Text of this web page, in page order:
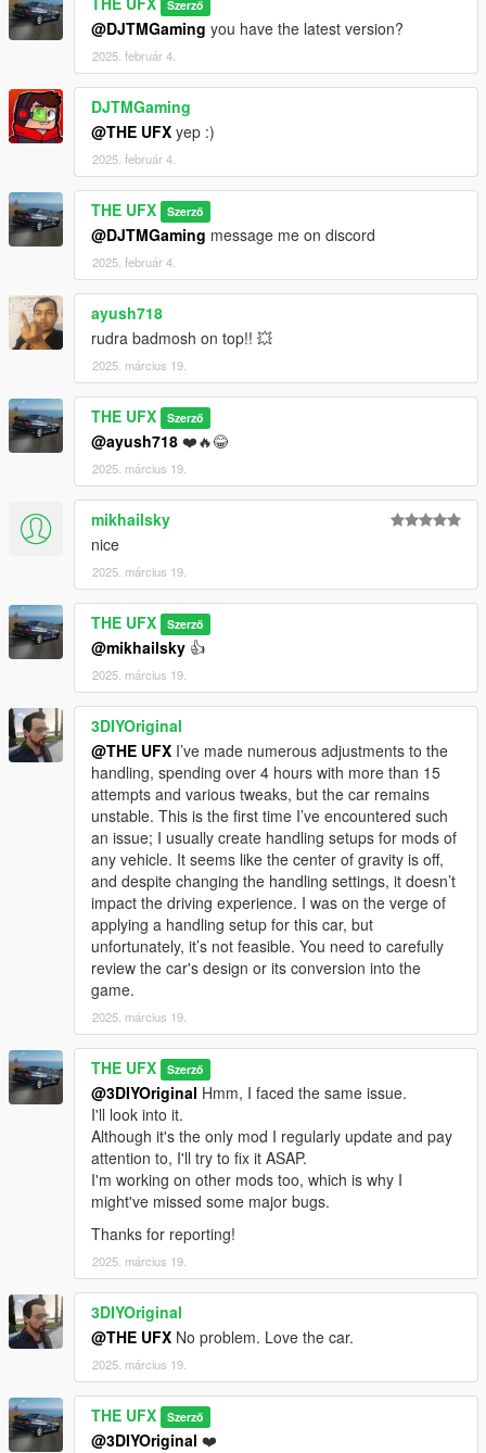
prohibited. Please give proper credits if used in any videos.
Szerző
@DJTMGaming you have the latest version?
2025. február 4.
DJTMGaming
@THE UFX yep :)
2025. február 4.
THE UFX Szerző
@DJTMGaming message me on discord
2025. február 4.
ayush718
rudra badmosh on top!! 💥
2025. március 19.
THE UFX Szerző
@ayush718 ❤️🔥😂
2025. március 19.
mikhailsky
nice
2025. március 19.
THE UFX Szerző
@mikhailsky 👍
2025. március 19.
3DIYOriginal
@THE UFX I’ve made numerous adjustments to the
handling, spending over 4 hours with more than 15
attempts and various tweaks, but the car remains
unstable. This is the first time I’ve encountered such
an issue; I usually create handling setups for mods of
any vehicle. It seems like the center of gravity is off,
and despite changing the handling settings, it doesn’t
impact the driving experience. I was on the verge of
applying a handling setup for this car, but
unfortunately, it’s not feasible. You need to carefully
review the car's design or its conversion into the
game.
2025. március 19.
THE UFX Szerző
@3DIYOriginal Hmm, I faced the same issue.
I'll look into it.
Although it's the only mod I regularly update and pay
attention to, I'll try to fix it ASAP.
I'm working on other mods too, which is why I
might've missed some major bugs.
Thanks for reporting!
2025. március 19.
3DIYOriginal
@THE UFX No problem. Love the car.
2025. március 19.
THE UFX Szerző
@3DIYOriginal ❤️